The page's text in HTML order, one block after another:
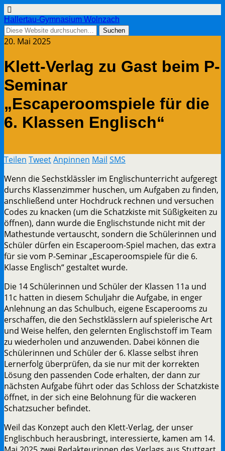
Hallertau-Gymnasium Wolnzach
20. Mai 2025
Klett-Verlag zu Gast beim P-
Seminar
„Escaperoomspiele für die
6. Klassen Englisch“
Teilen TweetAnpinnen Mail SMS
Wenn die Sechstklässler im Englischunterricht aufgeregt
durchs Klassenzimmer huschen, um Aufgaben zu finden,
anschließend unter Hochdruck rechnen und versuchen
Codes zu knacken (um die Schatzkiste mit Süßigkeiten zu
öffnen), dann wurde die Englischstunde nicht mit der
Mathestunde vertauscht, sondern die Schülerinnen und
Schüler dürfen ein Escaperoom-Spiel machen, das extra
für sie vom P-Seminar „Escaperoomspiele für die 6.
Klasse Englisch“ gestaltet wurde.
Die 14 Schülerinnen und Schüler der Klassen 11a und
11c hatten in diesem Schuljahr die Aufgabe, in enger
Anlehnung an das Schulbuch, eigene Escaperooms zu
erschaffen, die den Sechstklässlern auf spielerische Art
und Weise helfen, den gelernten Englischstoff im Team
zu wiederholen und anzuwenden. Dabei können die
Schülerinnen und Schüler der 6. Klasse selbst ihren
Lernerfolg überprüfen, da sie nur mit der korrekten
Lösung den passenden Code erhalten, der dann zur
nächsten Aufgabe führt oder das Schloss der Schatzkiste
öffnet, in der sich eine Belohnung für die wackeren
Schatzsucher befindet.
Weil das Konzept auch den Klett-Verlag, der unser
Englischbuch herausbringt, interessierte, kamen am 14.